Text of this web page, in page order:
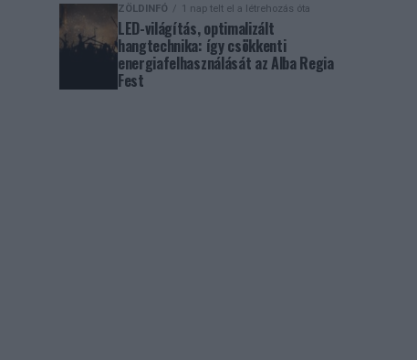
ZÖLDINFÓ 1 nap telt el a létrehozás óta
LED-világítás, optimalizált
hangtechnika: így csökkenti
energiafelhasználását az Alba Regia
Fest